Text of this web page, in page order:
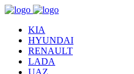
KIA
HYUNDAI
RENAULT
LADA
UAZ